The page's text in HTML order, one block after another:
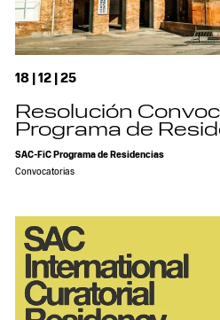
18 | 12 | 25
Resolución
Programa de
SAC-FiC Programa de Residencias
Convocatorias